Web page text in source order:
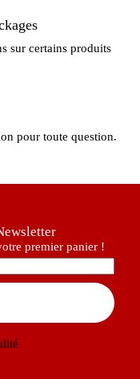
sur certains produits
pour toute question.
premier panier !